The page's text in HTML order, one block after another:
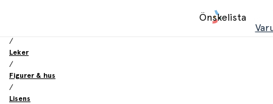
Önskelista
/
Leker
/
Figurer & hus
/
Lisens